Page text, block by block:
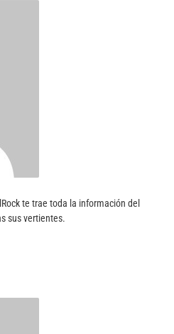
te trae toda la información del
sus vertientes.